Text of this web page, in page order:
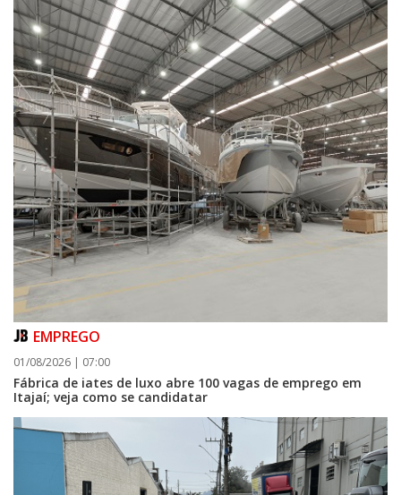
FMEL convoca atletas para reunião preparatória do Parajasc
EMPREGO
01/08/2026 | 07:00
Fábrica de iates de luxo abre 100 vagas de emprego em
Itajaí; veja como se candidatar